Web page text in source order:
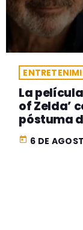
La
of Zelda’
póstuma
today 6 DE